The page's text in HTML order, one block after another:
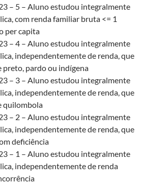
– 5 – Aluno estudou integralmente
com renda familiar bruta <= 1
per capita
– 4 – Aluno estudou integralmente
independentemente de renda, que
preto, pardo ou indígena
– 3 – Aluno estudou integralmente
independentemente de renda, que
quilombola
– 2 – Aluno estudou integralmente
independentemente de renda, que
deficiência
– 1 – Aluno estudou integralmente
independentemente de renda